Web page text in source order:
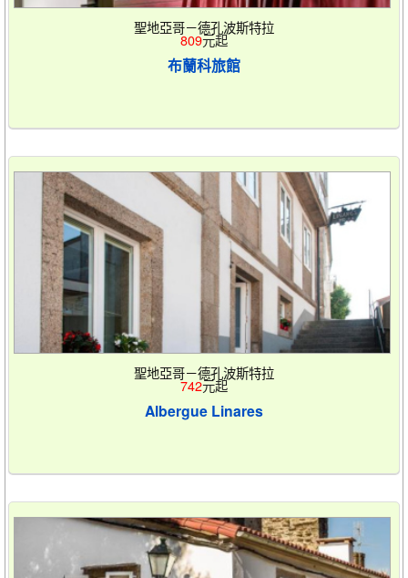
聖地亞哥－德孔波斯特拉
809元起
布蘭科旅館
聖地亞哥－德孔波斯特拉
742元起
Albergue Linares